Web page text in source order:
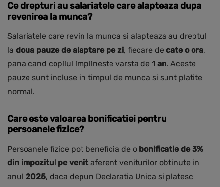
Ce drepturi au salariatele care alapteaza dupa
revenirea la munca?
Salariatele care revin la munca si alapteaza au dreptul
la doua pauze de alaptare pe zi, fiecare de cate o ora,
pana cand copilul implineste varsta de 1 an. Aceste
pauze sunt incluse in timpul de munca si sunt platite
normal.
Care este valoarea bonificatiei pentru
persoanele fizice?
Persoanele fizice pot beneficia de o bonificatie de 3%
din impozitul pe venit aferent veniturilor obtinute in
anul 2025, daca depun Declaratia Unica si platesc